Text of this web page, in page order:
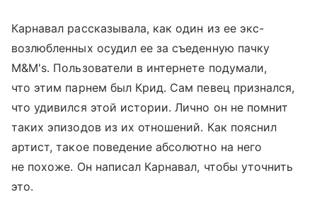
Карнавал рассказывала, как один из ее экс-
возлюбленных осудил ее за съеденную пачку
M&M's. Пользователи в интернете подумали,
что этим парнем был Крид. Сам певец признался,
что удивился этой истории. Лично он не помнит
таких эпизодов из их отношений. Как пояснил
артист, такое поведение абсолютно на него
не похоже. Он написал Карнавал, чтобы уточнить
это.